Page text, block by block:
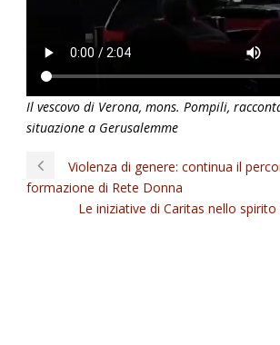
Il vescovo di Verona, mons. Pompili,
situazione a Gerusalemme
Violenza di genere: continua il
formazione di Rete Donna
Le iniziative di Caritas nello